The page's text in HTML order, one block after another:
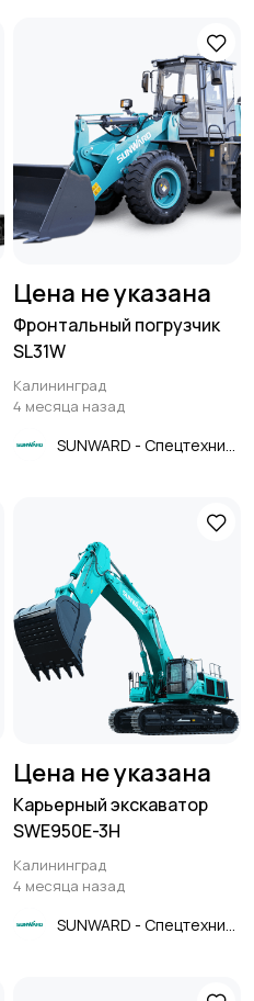
Цена не указана
Фронтальный погрузчик
SL31W
Калининград
4 месяца назад
Цена не указана
Карьерный экскаватор
SWE950E-3H
Калининград
4 месяца назад